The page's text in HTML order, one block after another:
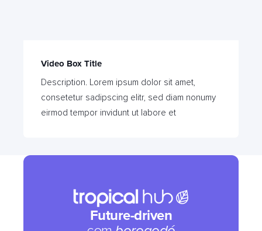
Video Box Title
Description. Lorem ipsum dolor sit amet,
consetetur sadipscing elitr, sed diam nonumy
eirmod tempor invidunt ut labore et
Future-driven